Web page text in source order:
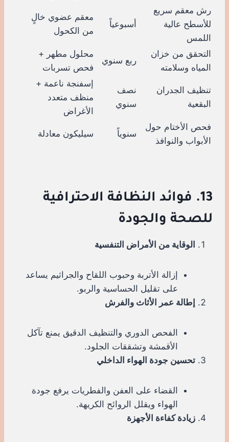
رش معقم سريع
للأسطح عالية
اللمس
أسبوعياً
معقم عضوي خالٍ
من الكحول
التحقق من خزان
المياه وسلامته
ربع سنوي
محلول مطهر +
فحص تسربات
تنظيف الجدران
البقعية
نصف
سنوي
إسفنجة ناعمة +
منظف متعدد
الأغراض
فحص الأختام حول
الأبواب والنوافذ
سنوياً سيليكون معادلة
13. فوائد النظافة الاحترافية
للصحة والجودة
الوقاية من الأمراض التنفسية
إزالة الأتربة وحبوب اللقاح والجراثيم يساعد
على تقليل الحساسية والربو.
إطالة عمر الأثاث والفرش
الفحص الدوري والتنظيف الدقيق يمنع تآكل
الأقمشة وتشققات الجلود.
تحسين جودة الهواء الداخلي
القضاء على العفن والفطريات يرفع جودة
الهواء ويقلل الروائح الكريهة.
زيادة كفاءة الأجهزة